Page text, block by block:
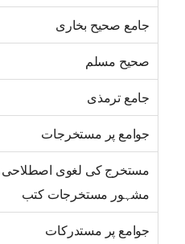
جامع صحیح بخاری
صحیح مسلم
جامع ترمذی
جوامع پر مستخرجات
مستخرج کی لغوی اصطلاحی
مشہور مستخرجات کتب
جوامع پر مستدرکات